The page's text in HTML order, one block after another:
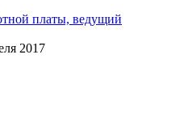
платы, ведущий
2017